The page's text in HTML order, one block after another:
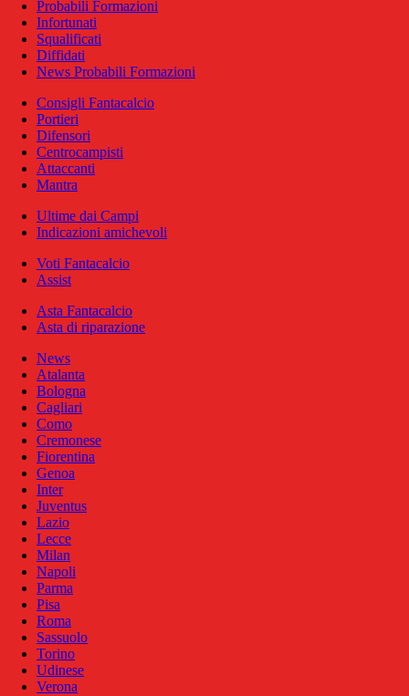
Probabili Formazioni
Infortunati
Squalificati
Diffidati
News Probabili Formazioni
Consigli Fantacalcio
Portieri
Difensori
Centrocampisti
Attaccanti
Mantra
Ultime dai Campi
Indicazioni amichevoli
Voti Fantacalcio
Assist
Asta Fantacalcio
Asta di riparazione
News
Atalanta
Bologna
Cagliari
Como
Cremonese
Fiorentina
Genoa
Inter
Juventus
Lazio
Lecce
Milan
Napoli
Parma
Pisa
Roma
Sassuolo
Torino
Udinese
Verona